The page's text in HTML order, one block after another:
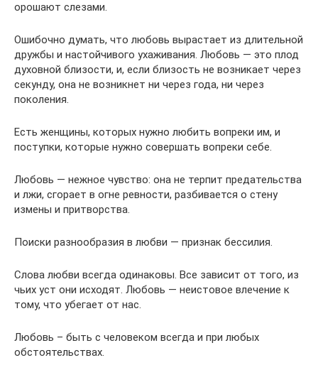
орошают слезами.
Ошибочно думать, что любовь вырастает из длительной
дружбы и настойчивого ухаживания. Любовь — это плод
духовной близости, и, если близость не возникает через
секунду, она не возникнет ни через года, ни через
поколения.
Есть женщины, которых нужно любить вопреки им, и
поступки, которые нужно совершать вопреки себе.
Любовь — нежное чувство: она не терпит предательства
и лжи, сгорает в огне ревности, разбивается о стену
измены и притворства.
Поиски разнообразия в любви — признак бессилия.
Слова любви всегда одинаковы. Все зависит от того, из
чьих уст они исходят. Любовь — неистовое влечение к
тому, что убегает от нас.
Любовь – быть с человеком всегда и при любых
обстоятельствах.